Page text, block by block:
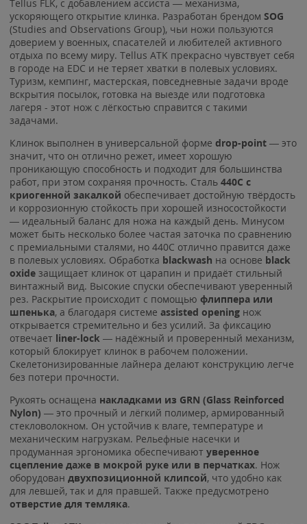
Tellus FLK, с добавлением ассиста — механизма,
ускоряющего открытие клинка. Разработан брендом SOG
(Studies and Observations Group), чьи ножи пользуются
доверием у военных, спасателей и любителей активного
отдыха по всему миру. Tellus ATK прекрасно чувствует себя
в городе на EDC и не теряет хватки в полевых условиях.
Туризм, кемпинг, мастерская, повседневные задачи вроде
вскрытия посылок, готовка на выезде или подготовка
лагеря - этот нож с лёгкостью справится с такими
задачами.
Клинок выполнен в универсальной форме drop-point — это
значит, что он отлично режет, имеет хорошую
проникающую способность и подходит для большинства
работ, при этом сохраняя прочность. Сталь 440C с
криогенной закалкой обеспечивает достойную твёрдость
и коррозионную стойкость при хорошей износостойкости
— идеальный баланс для ножа на каждый день. Минусом
может быть несколько более частая заточка по сравнению
с премиальными сталями, но 440C отлично правится даже
в полевых условиях. Обработка blackwash на основе black
oxide защищает клинок от царапин и придаёт стильный
винтажный вид. Высокие спуски обеспечивают уверенный
рез. Раскрытие происходит с помощью флиппера или
шпенька, а благодаря системе assisted opening нож
открывается стремительно и без усилий. За фиксацию
отвечает liner-lock — надёжный и проверенный механизм,
который блокирует клинок в рабочем положении.
Скелетонизированные лайнера делают конструкцию легче
без потери прочности.
Рукоять оснащена накладками из GRN (Glass Reinforced
Nylon) — это прочный и лёгкий полимер, армированный
стекловолокном. Он устойчив к влаге, температуре и
механическим нагрузкам. Рельефные насечки и
продуманная эргономика обеспечивают уверенное
сцепление даже в мокрой руке или в перчатках. Нож
оборудован двухпозиционной клипсой, что удобно как
для левшей, так и для правшей. Также предусмотрено
отверстие для темляка.